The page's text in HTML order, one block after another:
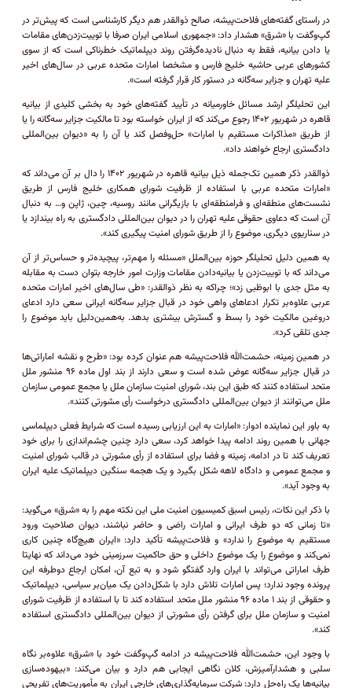
در راستای گفته‌های فلاحت‌پیشه، صالح ذوالقدر هم دیگر کارشناسی است که پیش‌تر در
گپ‌و‌گفت با «شرق» هشدار داد: «جمهوری اسلامی ایران صرفا با توییت‌زدن‌های مقامات
یا دادن بیانیه، فقط به دنبال نادیده‌گرفتن روند دیپلماتیک خطرناکی است که از سوی
کشور‌های عربی حاشیه خلیج فارس و مشخصا امارات متحده عربی در سال‌های اخیر
علیه تهران و جزایر سه‌گانه در دستور کار قرار گرفته است».
این تحلیلگر ارشد مسائل خاورمیانه در تأیید گفته‌های خود به بخشی کلیدی از بیانیه
قاهره در شهریور ۱۴۰۲ رجوع می‌کند که از ایران خواسته بود تا مالکیت جزایر سه‌گانه را یا
از طریق «مذاکرات مستقیم با امارات» حل‌وفصل کند یا آن را به «دیوان بین‌المللی
دادگستری ارجاع خواهند داد».
ذوالقدر ذکر همین تک‌جمله ذیل بیانیه قاهره در شهریور ۱۴۰۲ را دال بر آن می‌داند که
«امارات متحده عربی با استفاده از ظرفیت شورای همکاری خلیج فارس از طریق
نشست‌های منطقه‌ای و فرامنطقه‌ای با بازیگرانی مانند روسیه، چین، ژاپن و… به دنبال
آن است که دعاوی حقوقی علیه تهران را در دیوان بین‌المللی دادگستری به راه بیندازد یا
در سناریوی دیگری، موضوع را از طریق شورای امنیت پیگیری کند».
به همین دلیل تحلیلگر حوزه بین‌الملل «مسئله را مهم‌تر، پیچیده‌تر و حساس‌تر از آن
می‌داند که با توییت‌زدن یا بیانیه‌دادن مقامات وزارت امور خارجه بتوان دست به مقابله
به مثل جدی با ابوظبی زد»؛ چرا‌که به نظر ذوالقدر: «طی سال‌های اخیر امارات متحده
عربی علاوه‌بر تکرار ادعا‌های واهی خود در قبال جزایر سه‌گانه ایرانی سعی دارد ادعای
دروغین مالکیت خود را بسط و گسترش بیشتری بدهد. به‌همین‌دلیل باید موضوع را
جدی تلقی کرد».
در همین زمینه، حشمت‌الله فلاحت‌پیشه هم عنوان کرده بود: «طرح و نقشه اماراتی‌ها
در قبال جزایر سه‌گانه عوض شده است و سعی دارند از بند اول ماده ۹۶ منشور ملل
متحد استفاده کنند که طبق این بند، شورای امنیت سازمان ملل یا مجمع عمومی سازمان
ملل می‌توانند از دیوان بین‌المللی دادگستری درخواست رأی مشورتی کنند».
به باور این نماینده ادوار: «امارات به این ارزیابی رسیده است که شرایط فعلی دیپلماسی
جهانی با همین روند ادامه پیدا خواهد کرد، سعی دارد چنین چشم‌اندازی را برای خود
تعریف کند تا در ادامه، زمینه و فضا برای استفاده از رأی مشورتی در قالب شورای امنیت
و مجمع عمومی و دادگاه لاهه شکل بگیرد و یک هجمه سنگین دیپلماتیک علیه ایران
به وجود آید».
با ذکر این نکات، رئیس اسبق کمیسیون امنیت ملی این نکته مهم را به «شرق» می‌گوید:
«تا زمانی که دو طرف ایرانی و امارات راضی و حاضر نباشند، دیوان صلاحیت ورود
مستقیم به موضوع را ندارد» و فلاحت‌پیشه تأکید دارد: «ایران هیچ‌گاه چنین کاری
نمی‌کند و موضوع را یک موضوع داخلی و حق حاکمیت سرزمینی خود می‌داند که نهایتا
طرف اماراتی می‌تواند با ایران وارد گفتگو شود و به تبع آن، امکان ارجاع دوطرفه این
پرونده وجود ندارد؛ پس امارات تلاش دارد با شکل‌دادن یک میان‌بر سیاسی، دیپلماتیک
و حقوقی از بند ۱ ماده ۹۶ منشور ملل متحد استفاده کند تا با استفاده از ظرفیت شورای
امنیت و سازمان ملل برای گرفتن رأی مشورتی از دیوان بین‌المللی دادگستری استفاده
کند».
با وجود این، حشمت‌الله فلاحت‌پیشه در ادامه گپ‌وگفت خود با «شرق» علاوه‌بر نگاه
سلبی و هشدارآمیزش، کلان نگاهی ایجابی هم دارد و بیان می‌کند: «بیهوده‌سازی
بیانیه‌ها یک راه‌حل دارد: شرکت سرمایه‌گذاری‌های خارجی ایران به مأموریت‌های تفریحی